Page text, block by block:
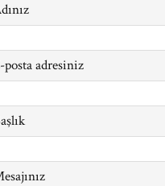
posta adresiniz